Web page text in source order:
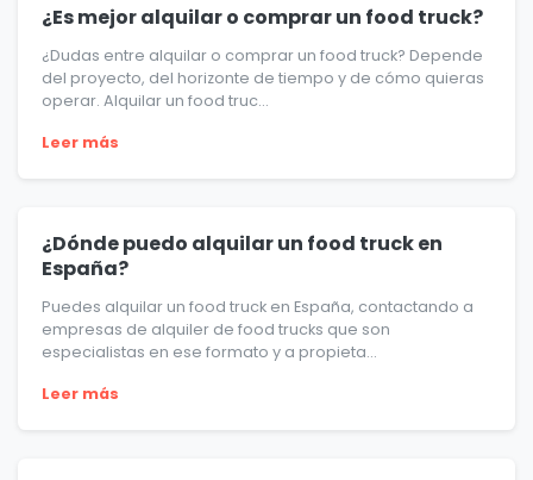
¿Es mejor alquilar o comprar un food truck?
¿Dudas entre alquilar o comprar un food truck? Depende
del proyecto, del horizonte de tiempo y de cómo quieras
operar. Alquilar un food truc...
Leer más
¿Dónde puedo alquilar un food truck en
España?
Puedes alquilar un food truck en España, contactando a
empresas de alquiler de food trucks que son
especialistas en ese formato y a propieta...
Leer más